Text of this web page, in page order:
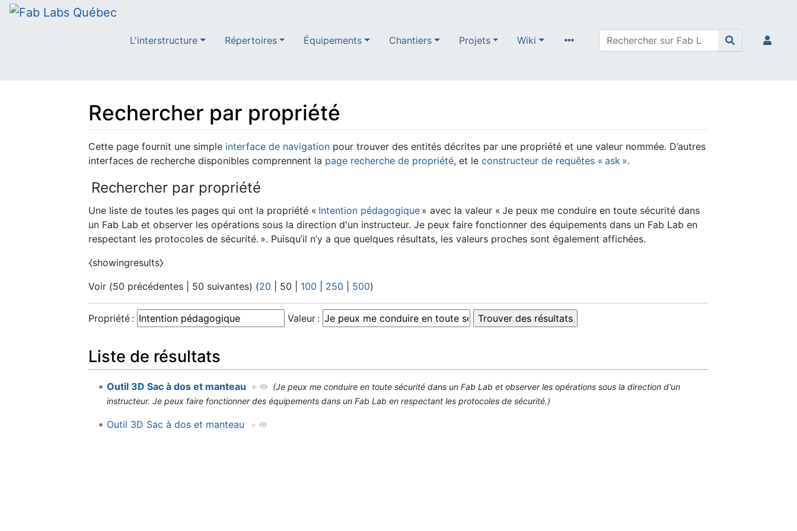
L'interstructure Répertoires Équipements Chantiers Projets Wiki
Rechercher par propriété
Aller à :navigation, rechercher
Cette page fournit une simple interface de navigation pour trouver des entités décrites par une propriété et une valeur nommée. D’autres
interfaces de recherche disponibles comprennent la page recherche de propriété, et le constructeur de requêtes « ask ».
Rechercher par propriété
Une liste de toutes les pages qui ont la propriété « Intention pédagogique » avec la valeur « Je peux me conduire en toute sécurité dans
un Fab Lab et observer les opérations sous la direction d'un instructeur. Je peux faire fonctionner des équipements dans un Fab Lab en
respectant les protocoles de sécurité. ». Puisqu’il n’y a que quelques résultats, les valeurs proches sont également affichées.
⧼showingresults⧽
Voir (50 précédentes 50 suivantes) (20 50 100 250 500)
Propriété : Valeur :
Liste de résultats
Outil 3D Sac à dos et manteau +
(Je peux me conduire en toute sécurité dans un Fab Lab et observer les opérations sous la direction d'un
instructeur. Je peux faire fonctionner des équipements dans un Fab Lab en respectant les protocoles de sécurité.)
Outil 3D Sac à dos et manteau +